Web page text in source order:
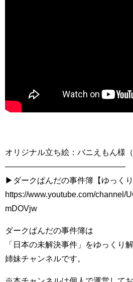
オリジナル立ち絵：バニえもん様（
———————————————
▶︎ダークぱんだの事件簿【ゆっく
https://www.youtube.com/channel/
mDOVjw
ダークぱんだの事件簿は
「日本の未解決事件」をゆっくり
姉妹チャンネルです。